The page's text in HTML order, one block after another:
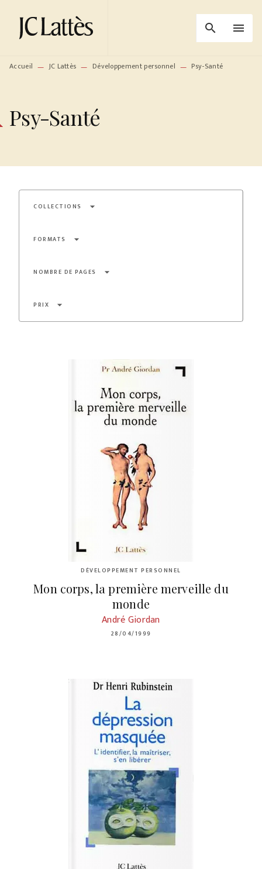
MENU RECHERCHE
PIED DE PAGE
search menu
Accueil — JC Lattès — Développement personnel — Psy-Santé
Psy-Santé
COLLECTIONS arrow_drop_down
FORMATS arrow_drop_down
NOMBRE DE PAGES arrow_drop_down
PRIX arrow_drop_down
DÉVELOPPEMENT PERSONNEL
Mon corps, la première merveille du
monde
André Giordan
28/04/1999